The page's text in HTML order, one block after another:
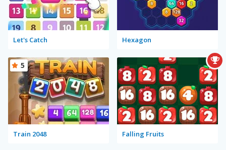
Let's Catch Hexagon
Train 2048
5
Falling Fruits